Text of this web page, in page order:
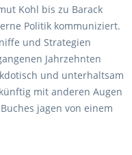
Kohl bis zu Barack
Politik kommuniziert.
und Strategien
Jahrzehnten
und unterhaltsam
mit anderen Augen
jagen von einem